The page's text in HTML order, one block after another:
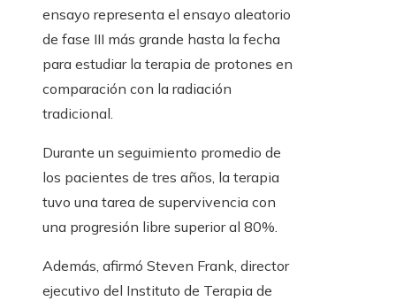
ensayo representa el ensayo aleatorio
de fase III más grande hasta la fecha
para estudiar la terapia de protones en
comparación con la radiación
tradicional.
Durante un seguimiento promedio de
los pacientes de tres años, la terapia
tuvo una tarea de supervivencia con
una progresión libre superior al 80%.
Además, afirmó Steven Frank, director
ejecutivo del Instituto de Terapia de